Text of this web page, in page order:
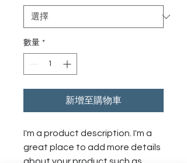
數量 *
新增至購物車
I'm a product description. I'm a
great place to add more details